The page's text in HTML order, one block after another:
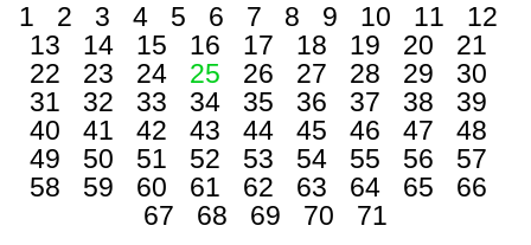
1 2 3 4 5 6 7 8 9 10 11
12
13
14 15 16 17 18 19 20
21
22
23 24 25 26 27 28 29
30
31
32 33 34 35 36 37 38
39
40
41 42 43 44 45 46 47
48
49
50 51 52 53 54 55 56
57
58
59 60 61 62 63 64 65
66
67
68 69 70 71